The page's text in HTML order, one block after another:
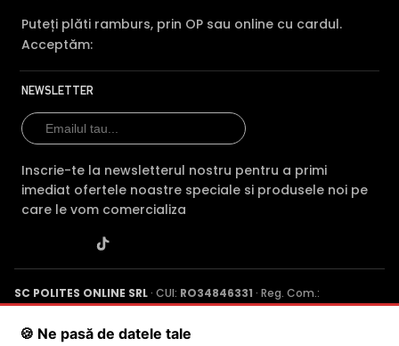
Puteți plăti ramburs, prin OP sau online cu cardul.
Acceptăm:
NEWSLETTER
Inscrie-te la newsletterul nostru pentru a primi
imediat ofertele noastre speciale si produsele noi pe
care le vom comercializa
SC POLITES ONLINE SRL · CUI: RO34846331 · Reg. Com.:
J2015001227161· Capital social: 200 RON · Sediu: Str. Petrache
Poenaru, Nr. 1, Craiova, Jud. Dolj ·
🍪 Ne pasă de datele tale